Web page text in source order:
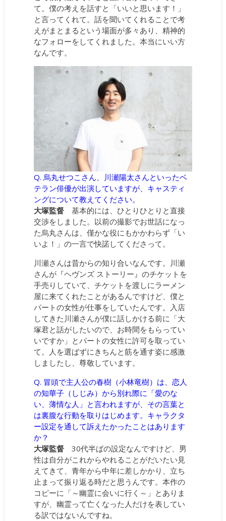
て。僕の考えを話すと「いいと思います！」
と言ってくれて。話を聞いてくれることで考
えがまとまるという場面が多々あり、精神的
なフォローをしてくれました。本当にいい方
なんです。
Q. 烏丸せつこさん、川瀬陽太さんといったベ
テラン俳優が出演していますが、キャスティ
ングについて教えてください。
大塚監督 基本的には、ひとりひとりと直接
交渉をしました。以前の撮影でお世話になっ
た烏丸さんは、僅かな役にもかかわらず「い
いよ！」の一言で快諾してくださって。
川瀬さんは昔からの知り合いなんです。川瀬
さんが『ヘヴンズ ストーリー』のチケットを
手売りしていて、チケットを渡しにラーメン
屋に来てくれたことがあるんですけど、僕と
パートの女性が仕事をしていたんです。入店
してきた川瀬さんが僕に話しかける前に「大
塚君と話がしたいので、お時間をもらってい
いですか」とパートの女性に許可を取ってい
て。人を選ばずにきちんと筋を通す姿に感激
しましたし、尊敬しています。
Q. 冒頭で主人公の春樹（小林竜樹）は、恋人
の知華子（しじみ）から別れ際に「愛のな
い、薄情な人」と言われますが、その言葉と
は裏腹な行動を取りはじめます。キャラクタ
ー設定を通して訴えたかったことはあります
か？
大塚監督 30代半ばの設定なんですけど、男
性は自分がこれからやれることがだいたい見
えてきて、青年から中年に差しかかり、立ち
止まって振り返る時だと思うんです。本作の
コピーに「～幽霊に会いに行く～」とありま
すが、幽霊って亡くなった人だけを表してい
る訳ではないんですね。